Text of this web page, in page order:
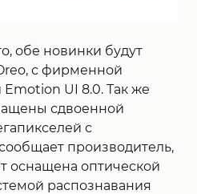
обе новинки будут
с фирменной
UI 8.0. Так же
сдвоенной
с
производитель,
оснащена оптической
распознавания